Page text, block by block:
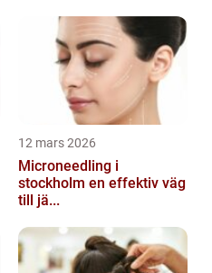
12 mars 2026
Microneedling i
stockholm en effektiv väg
till jä...